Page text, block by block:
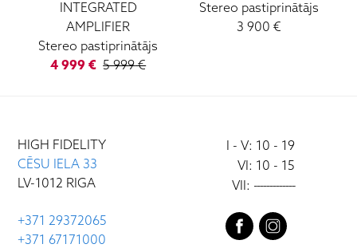
INTEGRATED
AMPLIFIER
Stereo pastiprinātājs
4 999 € 5 999€
Stereo pastiprinātājs
3 900 €
HIGH FIDELITY
CĒSU IELA 33
LV-1012 RIGA
I - V: 10 - 19
VI: 10 - 15
VII: -------------
+371 29372065
+371 67171000